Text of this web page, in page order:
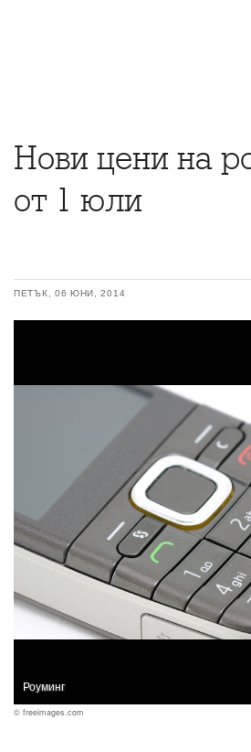
Нови цени на
от 1 юли
ПЕТЪК, 06 ЮНИ, 2014
Роуминг
© freeimages.com